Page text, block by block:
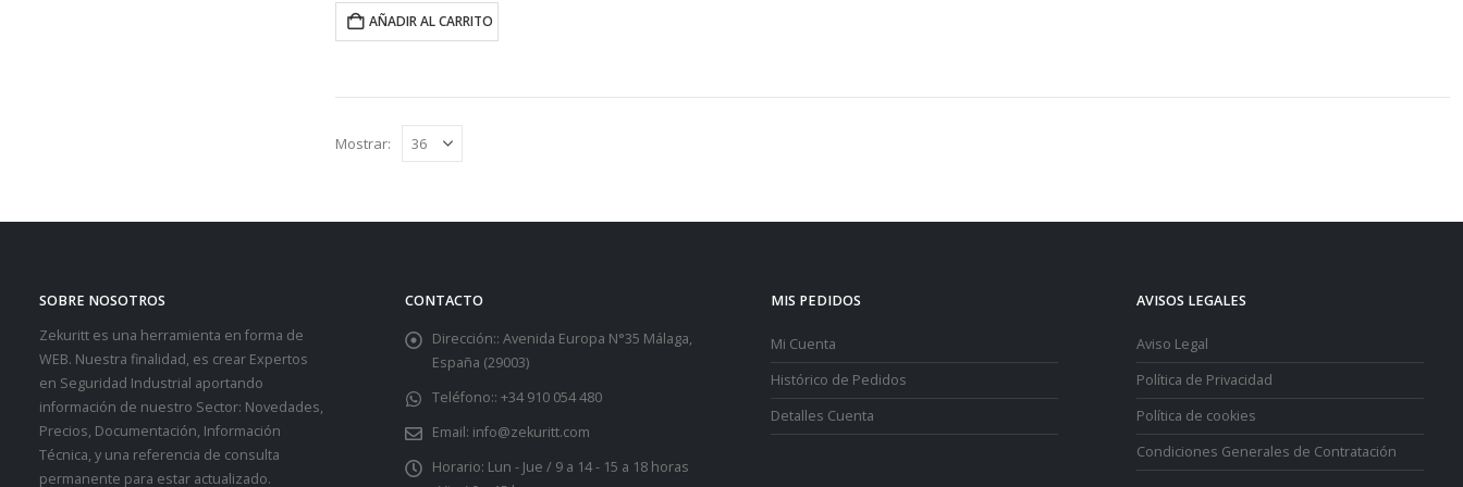
3,34 €.2,00 €.
AÑADIR AL CARRITO
Mostrar:
SOBRE NOSOTROS
Zekuritt es una herramienta en forma de
WEB. Nuestra finalidad, es crear Expertos
en Seguridad Industrial aportando
información de nuestro Sector: Novedades,
Precios, Documentación, Información
Técnica, y una referencia de consulta
permanente para estar actualizado.
CONTACTO
Dirección:: Avenida Europa N°35 Málaga,
España (29003)
Teléfono:: +34 910 054 480
Email: info@zekuritt.com
Horario: Lun - Jue / 9 a 14 - 15 a 18 horas
MIS PEDIDOS
Mi Cuenta
Histórico de Pedidos
Detalles Cuenta
AVISOS LEGALES
Aviso Legal
Política de Privacidad
Política de cookies
Condiciones Generales de Contratación